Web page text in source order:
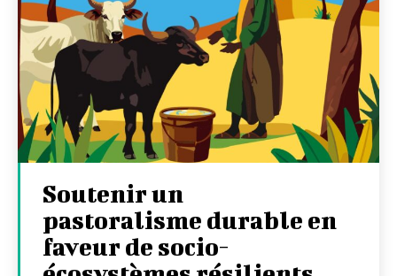
Soutenir un
pastoralisme durable en
faveur de socio-